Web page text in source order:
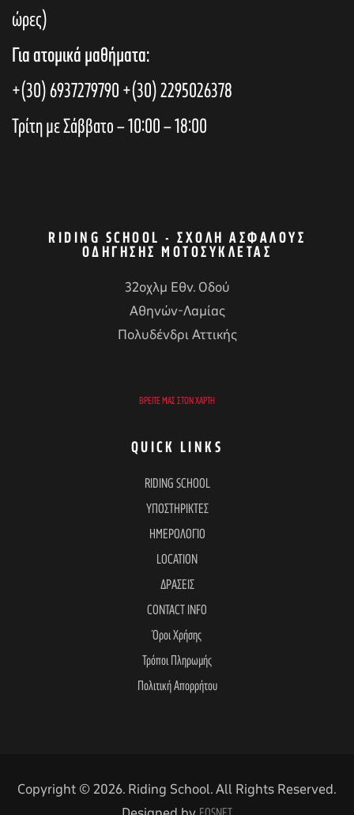
ώρες)
Για ατομικά μαθήματα:
+(30) 6937279790+(30) 2295026378
Τρίτη με Σάββατο – 10:00 – 18:00
RIDING SCHOOL - ΣΧΟΛΉ ΑΣΦΑΛΟΎΣ
ΟΔΉΓΗΣΗΣ ΜΟΤΟΣΥΚΛΈΤΑΣ
32οχλμ Εθν. Οδού
Αθηνών-Λαμίας
Πολυδένδρι Αττικής
ΒΡΕΊΤΕ ΜΑΣ ΣΤΟΝ ΧΆΡΤΗ
QUICK LINKS
RIDING SCHOOL
ΥΠΟΣΤΗΡΙΚΤΕΣ
ΗΜΕΡΟΛΟΓΙΟ
LOCATION
ΔΡΑΣΕΙΣ
CONTACT INFO
Όροι Χρήσης
Τρόποι Πληρωμής
Πολιτική Απορρήτου
Copyright © 2026. Riding School. All Rights Reserved.